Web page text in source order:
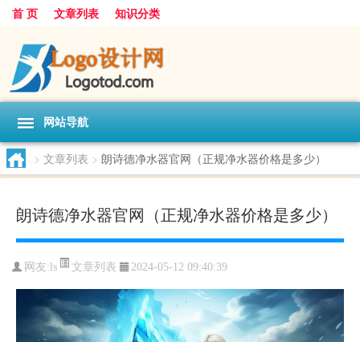
首 页 文章列表 知识分类
网站导航
> 文章列表 > 朗诗德净水器官网（正规净水器价格是多少）
朗诗德净水器官网（正规净水器价格是多少）
网友: ls 文章列表 2024-05-12 09:40:39